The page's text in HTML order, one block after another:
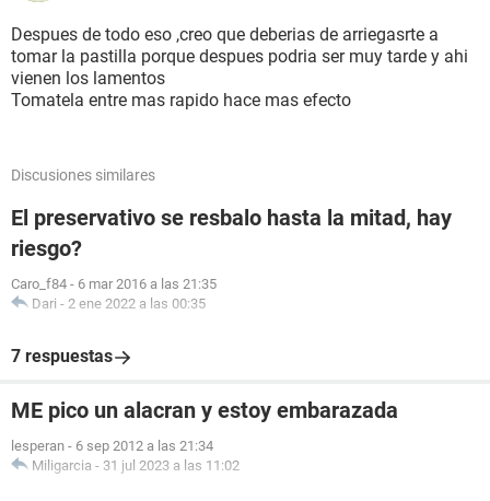
Despues de todo eso ,creo que deberias de arriegasrte a
tomar la pastilla porque despues podria ser muy tarde y ahi
vienen los lamentos
Tomatela entre mas rapido hace mas efecto
Discusiones similares
El preservativo se resbalo hasta la mitad, hay
riesgo?
Caro_f84 - 6 mar 2016 a las 21:35
Dari - 2 ene 2022 a las 00:35
7 respuestas
ME pico un alacran y estoy embarazada
lesperan - 6 sep 2012 a las 21:34
Miligarcia - 31 jul 2023 a las 11:02